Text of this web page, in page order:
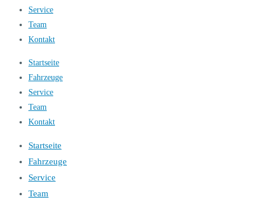
Service
Team
Kontakt
Startseite
Fahrzeuge
Service
Team
Kontakt
Startseite
Fahrzeuge
Service
Team